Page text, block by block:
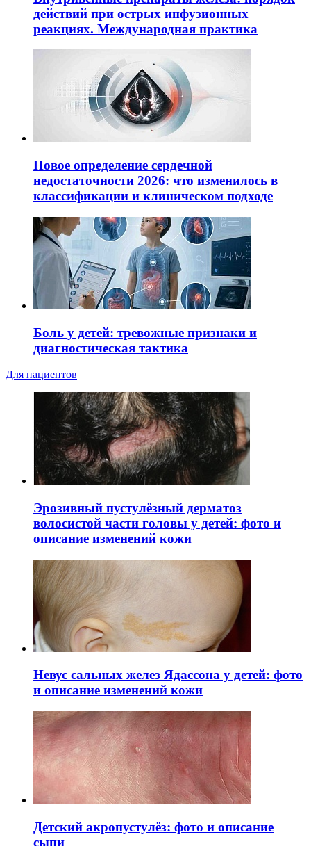
действий при острых инфузионных
реакциях. Международная практика
Новое определение сердечной
недостаточности 2026: что изменилось в
классификации и клиническом подходе
Боль у детей: тревожные признаки и
диагностическая тактика
Для пациентов
Эрозивный пустулёзный дерматоз
волосистой части головы у детей: фото и
описание изменений кожи
Невус сальных желез Ядассона у детей: фото
и описание изменений кожи
Детский акропустулёз: фото и описание
сыпи